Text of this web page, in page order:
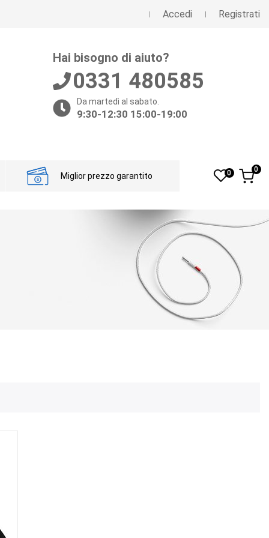
Accedi Registrati
Hai bisogno di aiuto?
0331 480585
Da martedì al sabato.
9:30-12:30 15:00-19:00
Miglior prezzo garantito 0 0